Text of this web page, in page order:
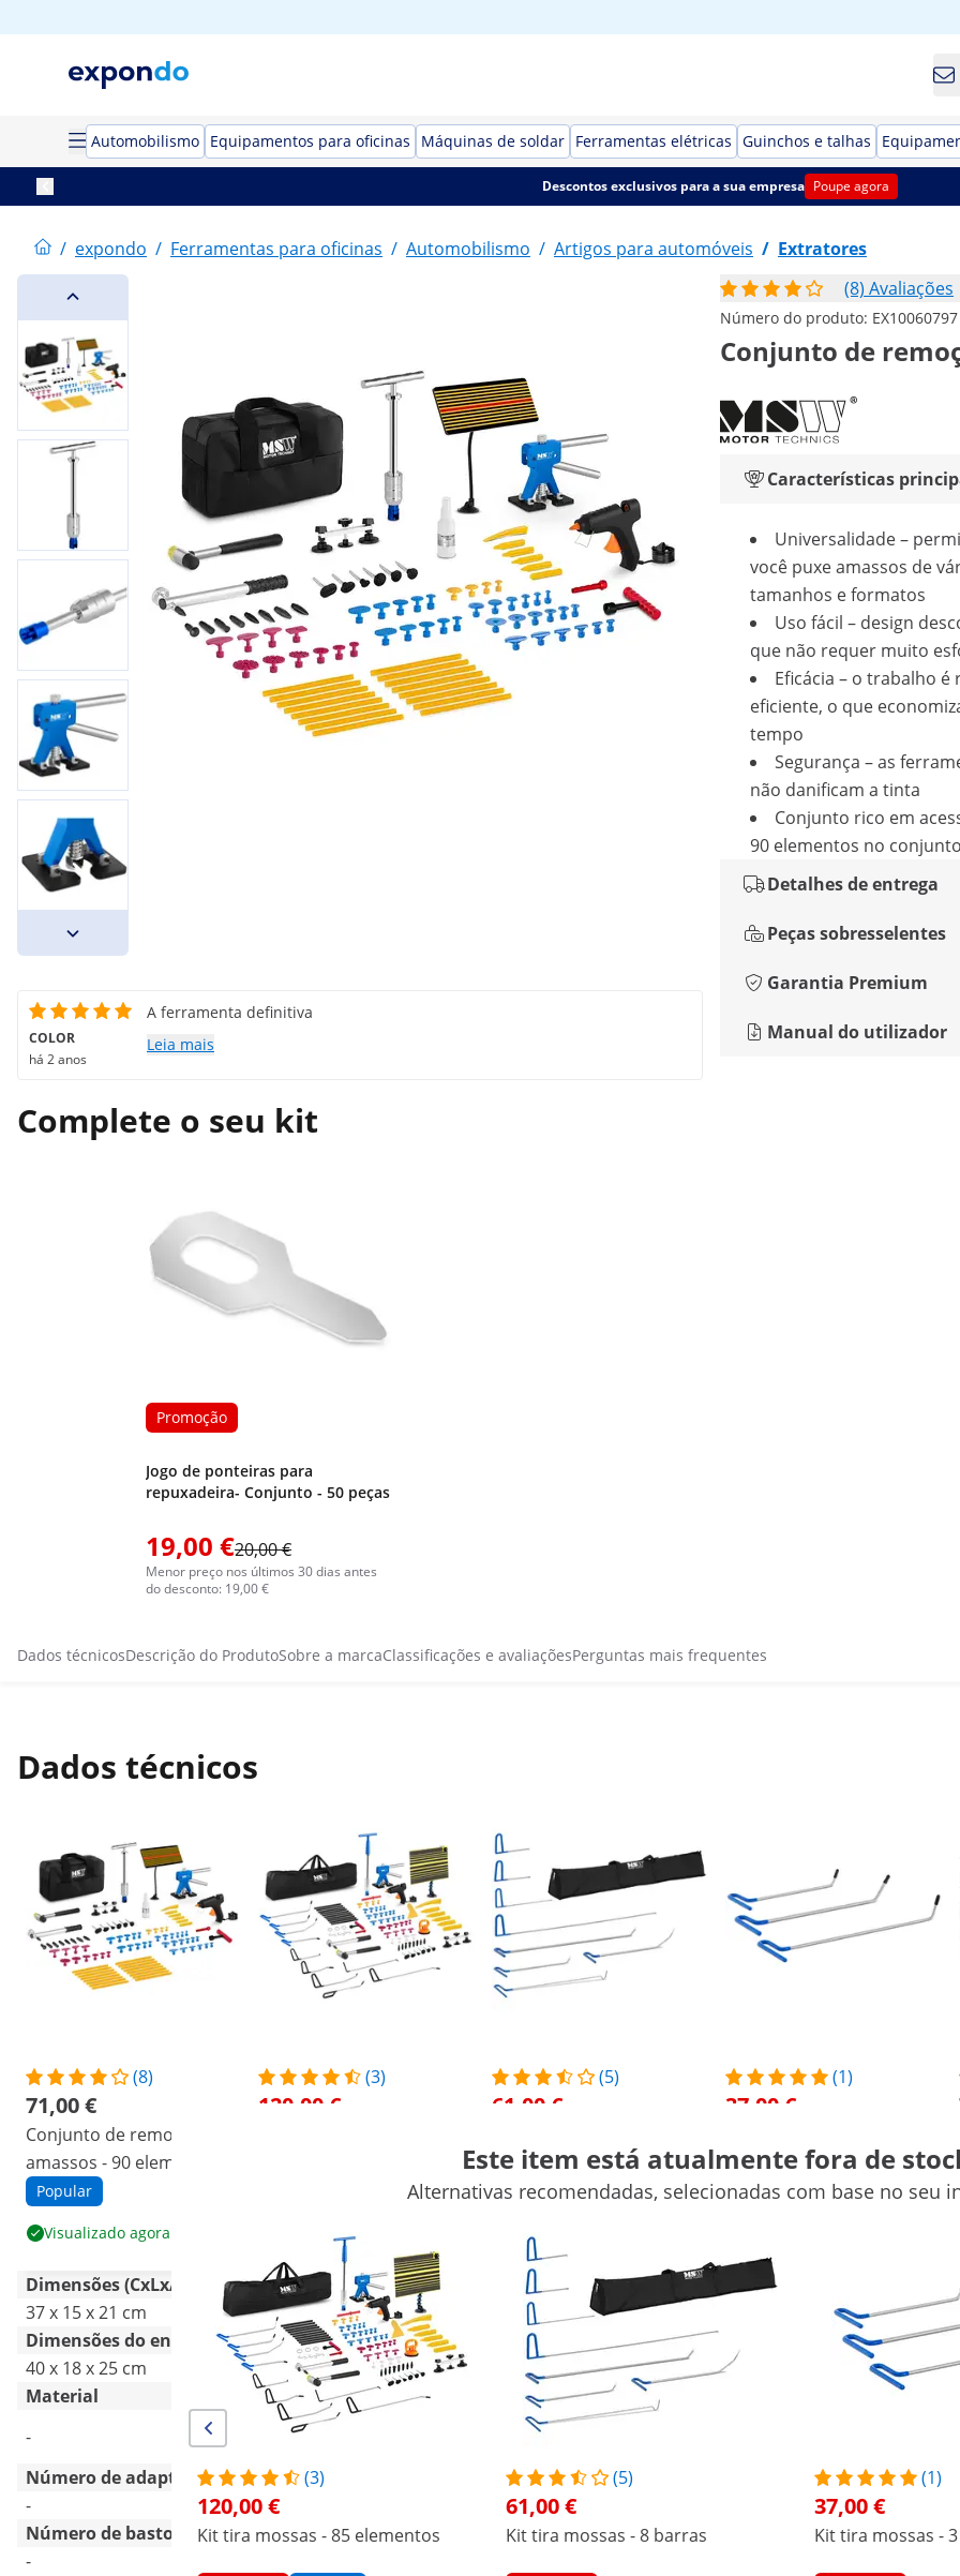
Automobilismo Equipamentos para oficinas Máquinas de soldar Ferramentas elétricas Guinchos e talhas
Descontos exclusivos para a sua empresa Poupe agora
/ expondo / Ferramentas para oficinas / Automobilismo / Artigos para automóveis / Extratores
(8) Avaliações
Número do produto: EX10060797
Conjunto de
Características
Universalidade –
você puxe amassos de
tamanhos e formatos
Uso fácil – design
que não requer muito
Eficácia – o trabalho é
eficiente, o que
tempo
Segurança – as
não danificam a tinta
Conjunto rico em
90 elementos no conjunto
Detalhes de entrega
Peças sobresselentes
Garantia Premium
Manual do utilizador
COLOR
há 2 anos
A ferramenta definitiva
Leia mais
Complete o seu kit
Promoção
Jogo de ponteiras para
repuxadeira- Conjunto - 50 peças
19,00 €20,00 €
Menor preço nos últimos 30 dias antes
do desconto: 19,00 €
Dados técnicosDescrição do ProdutoSobre a marcaClassificações e avaliaçõesPerguntas mais frequentes
Dados técnicos
(8)
71,00 €
Conjunto de remoção de
amassos - 90 elementos
Popular
Visualizado agora
(3)
120,00 €
Popular
Ver produto
(5)
61,00 €
Promoção
(1)
37,00 €
Promoção
Dimensões (CxLxA)
37 x 15 x 21 cm
90 x 27 x 10 cm 106 x 15 x 15 cm 55 x 15 x 8 cm
Dimensões do envio (CxLxA)
40 x 18 x 25 cm
57 x 30 x 13 cm 108 x 19 x 18 cm 55 x 19 x 9 cm
Material
-
Aço inoxidável
Número de adaptadores
-
85 Pc 8 Pc
Número de bastoes de cola termofusível
-
Este item está atualmente fora de
Alternativas recomendadas, selecionadas com base no seu
(3)
120,00 €
Kit tira mossas - 85 elementos
(5)
61,00 €
Kit tira mossas - 8 barras
(1)
37,00 €
Kit tira mossas -